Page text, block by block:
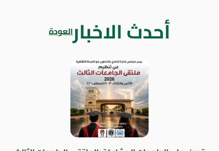
أحدث الاخبارالعودة